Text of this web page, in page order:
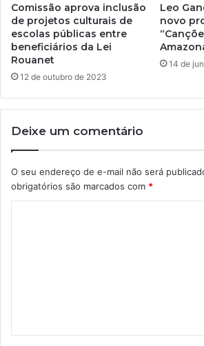
Comissão aprova inclusão
de projetos culturais de
escolas públicas entre
beneficiários da Lei
Rouanet
12 de outubro de 2023
Leo
novo
14 de
Deixe um comentário
O seu endereço de e-mail não será
obrigatórios são marcados com *
á